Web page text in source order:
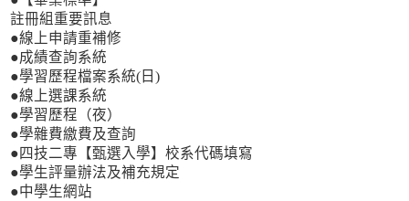
註冊組重要訊息
●線上申請重補修
●成績查詢系統
●學習歷程檔案系統(日)
●線上選課系統
●學習歷程（夜）
●學雜費繳費及查詢
●四技二專【甄選入學】校系代碼填寫
●學生評量辦法及補充規定
●中學生網站